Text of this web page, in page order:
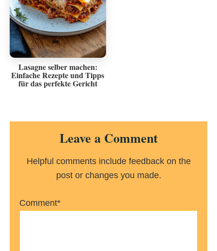
Lasagne selber machen:
Einfache Rezepte und Tipps
für das perfekte Gericht
Reader
InteractionsLeave a Comment
Helpful comments include feedback on the
post or changes you made.
Comment*